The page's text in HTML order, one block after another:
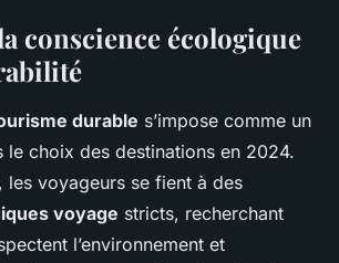
conscience écologique
durable s’impose comme un
le choix des destinations en 2024.
les voyageurs se fient à des
voyage stricts, recherchant
l’environnement et